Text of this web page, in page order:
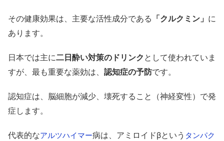
その健康効果は、主要な活性成分である 「クルクミン」 に
あります。
日本では主に二日酔い対策のドリンク として使われていま
すが、最も重要な薬効は、 認知症の予防です。
認知症は、脳細胞が減少、壊死すること（神経変性）で発
症します。
代表的なアルツハイマー病は、アミロイドβという タンパク